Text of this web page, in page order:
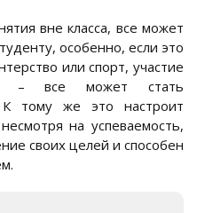
вне класса, все может
особенно, если это
или спорт, участие
– все может стать
К тому же это настроит
на успеваемость,
своих целей и способен